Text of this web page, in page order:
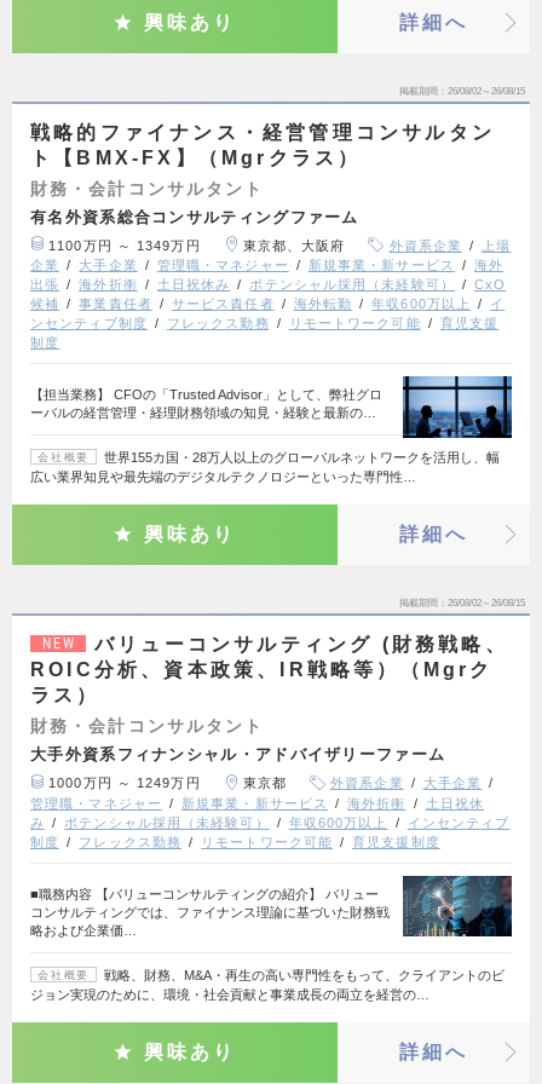
興味あり 詳細へ
掲載期間 26/08/02～26/08/15
戦略的ファイナンス・経営管理コンサルタン
ト【BMX-FX】（Mgrクラス）
財務・会計コンサルタント
有名外資系総合コンサルティングファーム
1100万円 ～ 1349万円 東京都、大阪府 外資系企業
上場
企業
大手企業 管理職・マネジャー 新規事業・新サービス
海外
出張
海外折衝 土日祝休み ポテンシャル採用（未経験可）
CxO
候補
事業責任者 サービス責任者 海外転勤 年収600万以上
イ
ンセンティブ制度
フレックス勤務 リモートワーク可能
育児支援
制度
【担当業務】 CFOの「Trusted Advisor」として、弊社グロ
ーバルの経営管理・経理財務領域の知見・経験と最新の…
会社概要
世界155カ国・28万人以上のグローバルネットワークを活用し、幅
広い業界知見や最先端のデジタルテクノロジーといった専門性…
興味あり 詳細へ
掲載期間 26/08/02～26/08/15
NEW
バリューコンサルティング (財務戦略、
ROIC分析、資本政策、IR戦略等）（Mgrク
ラス）
財務・会計コンサルタント
大手外資系フィナンシャル・アドバイザリーファーム
1000万円 ～ 1249万円 東京都 外資系企業
大手企業
管理職・マネジャー
新規事業・新サービス 海外折衝
土日祝休
み
ポテンシャル採用（未経験可） 年収600万以上
インセンティブ
制度
フレックス勤務 リモートワーク可能 育児支援制度
■職務内容 【バリューコンサルティングの紹介】 バリュー
コンサルティングでは、ファイナンス理論に基づいた財務戦
略および企業価…
会社概要
戦略、財務、M&A・再生の高い専門性をもって、クライアントのビ
ジョン実現のために、環境・社会貢献と事業成長の両立を経営の…
興味あり 詳細へ